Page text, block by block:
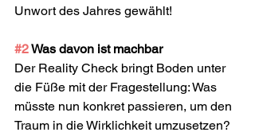
Unwort des Jahres gewählt!
#2 Was davon ist machbar
Der Reality Check bringt Boden unter
die Füße mit der Fragestellung: Was
müsste nun konkret passieren, um den
Traum in die Wirklichkeit umzusetzen?